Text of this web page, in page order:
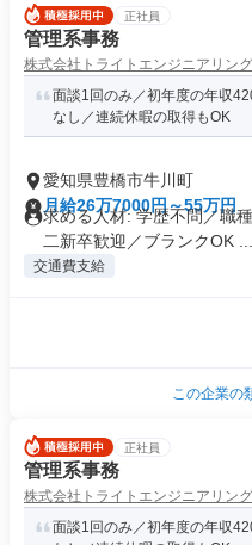
正社員
管理系事務
株式会社トライトエンジニアリング
面談1回のみ／初年度の年収
なし／連続休暇の取得もOK
愛知県豊橋市牛川町
月給26万7000円～55万円
求める人材: 学歴不問／職
二新卒歓迎／ブランクOK ...
交通費支給
この企業の
正社員
管理系事務
株式会社トライトエンジニアリング
面談1回のみ／初年度の年収